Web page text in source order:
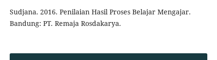
Sudjana. 2016. Penilaian Hasil Proses Belajar Mengajar.
Bandung: PT. Remaja Rosdakarya.